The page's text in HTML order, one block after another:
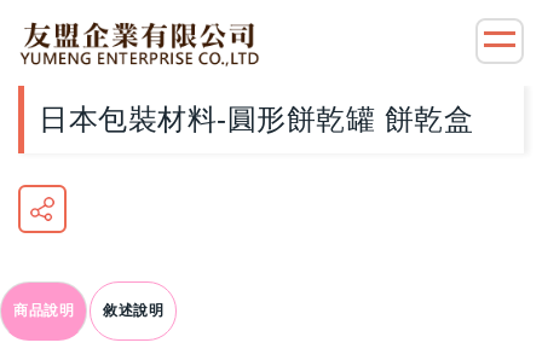
日本包裝材料-圓形餅乾罐 餅乾盒
商品說明 敘述說明